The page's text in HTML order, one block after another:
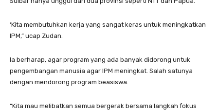
‘Kita membutuhkan kerja yang sangat keras untuk meningkatkan
IPM,” ucap Zudan.
Ia berharap, agar program yang ada banyak didorong untuk
pengembangan manusia agar IPM meningkat. Salah satunya
dengan mendorong program beasiswa.
“Kita mau melibatkan semua bergerak bersama langkah fokus